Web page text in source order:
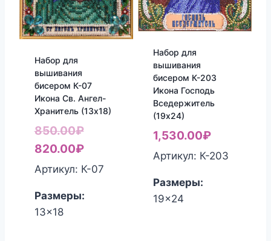
Набор для
вышивания
бисером К-07
Икона Св. Ангел-
Хранитель (13х18)
850.00₽Первоначальная
цена
составляла
820.00₽Текущая
цена:
Артикул: К-07
Размеры:
13x18
Набор для
вышивания
бисером К-203
Икона Господь
Вседержитель
(19х24)
1,530.00₽
Артикул: К-203
Размеры:
19x24